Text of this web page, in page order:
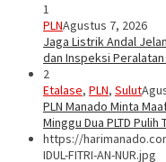
1
PLNAgustus 7, 2026
Jaga Listrik Andal
dan Inspeksi
2
Etalase, PLN, Sulut
PLN Manado Minta
Minggu Dua PLTD Pulih
https://
IDUL-FITRI-AN-NUR.jpg